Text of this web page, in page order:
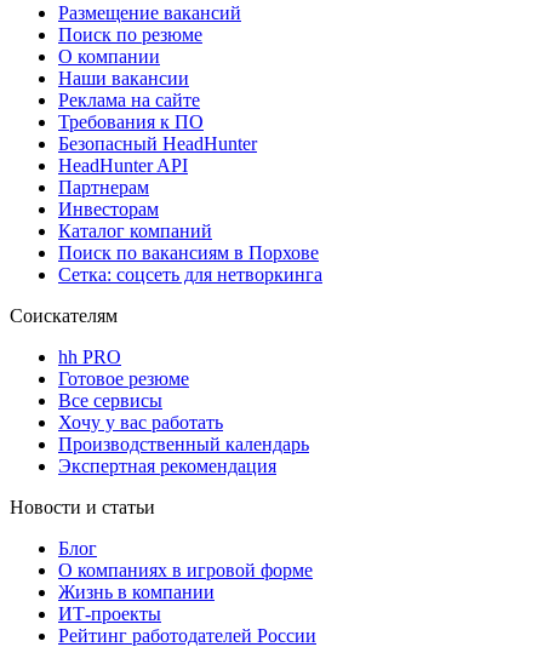
Размещение вакансий
Поиск по резюме
О компании
Наши вакансии
Реклама на сайте
Требования к ПО
Безопасный HeadHunter
HeadHunter API
Партнерам
Инвесторам
Каталог компаний
Поиск по вакансиям в Порхове
Сетка: соцсеть для нетворкинга
Соискателям
hh PRO
Готовое резюме
Все сервисы
Хочу у вас работать
Производственный календарь
Экспертная рекомендация
Новости и статьи
Блог
О компаниях в игровой форме
Жизнь в компании
ИТ-проекты
Рейтинг работодателей России